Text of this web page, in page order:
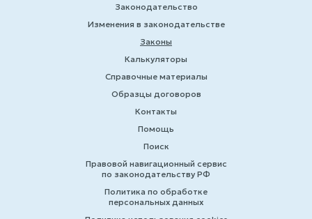
Законодательство
Изменения в законодательстве
Законы
Калькуляторы
Справочные материалы
Образцы договоров
Контакты
Помощь
Поиск
Правовой навигационный сервис
по законодательству РФ
Политика по обработке
персональных данных